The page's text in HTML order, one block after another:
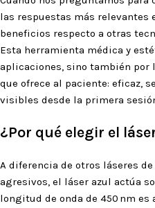
las respuestas más relevantes
beneficios respecto a otras
Esta herramienta médica y
aplicaciones, sino también
que ofrece al paciente: eficaz,
visibles desde la primera
¿Por qué elegir el
A diferencia de otros láseres
agresivos, el láser azul actúa
longitud de onda de 450 nm